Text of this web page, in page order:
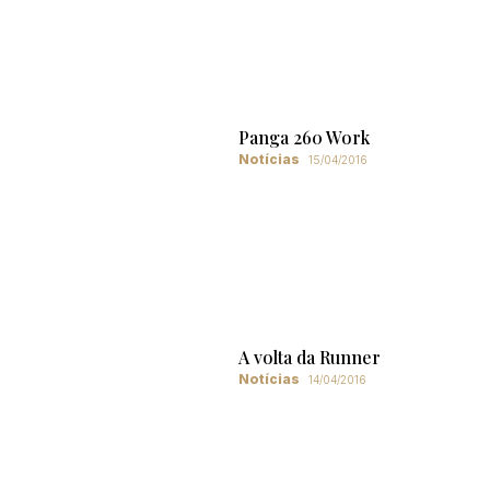
Panga 260 Work
Notícias 15/04/2016
A volta da Runner
Notícias 14/04/2016